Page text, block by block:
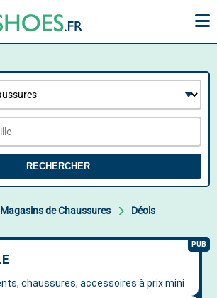
RECHERCHER
Magasins de Chaussures Déols